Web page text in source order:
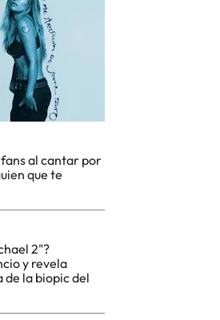
fans al cantar por
que te
2"?
y revela
de la biopic del